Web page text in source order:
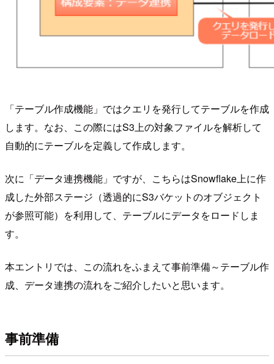
「テーブル作成機能」ではクエリを発行してテーブルを作成
します。なお、この際にはS3上の対象ファイルを解析して
自動的にテーブルを定義して作成します。
次に「データ連携機能」ですが、こちらはSnowflake上に作
成した外部ステージ（透過的にS3バケットのオブジェクト
が参照可能）を利用して、テーブルにデータをロードしま
す。
本エントリでは、この流れをふまえて事前準備～テーブル作
成、データ連携の流れをご紹介したいと思います。
事前準備